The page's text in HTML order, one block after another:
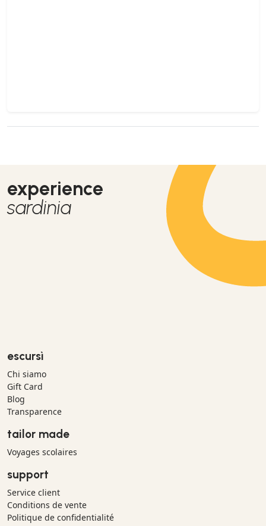
experience
sardinia
escursì
Chi siamo
Gift Card
Blog
Transparence
tailor made
Voyages scolaires
support
Service client
Conditions de vente
Politique de confidentialité